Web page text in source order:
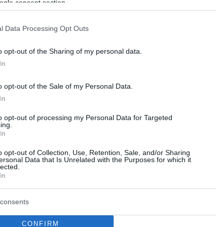
consent section.
Data Processing Opt Outs
opt-out of the Sharing of my personal data.
opt-out of the Sale of my Personal Data.
opt-out of processing my Personal Data for Targeted
opt-out of Collection, Use, Retention, Sale, and/or Sharing
Data that Is Unrelated with the Purposes for which it
CONFIRM
Ο εισαγγελέας
φυλάκιση 2,5 ετών για τον
περιεχομένου με ανήλικη
αγωνιζόταν στην ομάδα Κ19 του συλλόγου